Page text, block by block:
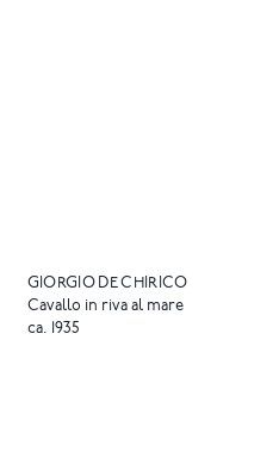
GIORGIO DE CHIRICO
Cavallo in riva al mare
ca. 1935